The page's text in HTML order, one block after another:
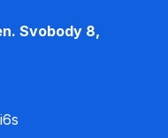
Svobody 8,